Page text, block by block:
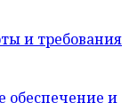
и требования
обеспечение и